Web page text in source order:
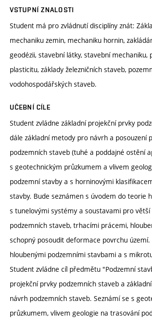
VSTUPNÍ ZNALOSTI
Student má pro zvládnutí disciplíny znát:
mechaniku zemin, mechaniku hornin,
geodézii, stavební látky, stavební mechaniku,
plasticitu, základy železničních staveb,
vodohospodářských staveb.
UČEBNÍ CÍLE
Student zvládne základní projekční prvky
dále základní metody pro návrh a posouzení
podzemních staveb (tuhé a poddajné ostění
s geotechnickým průzkumem a vlivem
podzemní stavby a s horninovými
stavby. Bude seznámen s úvodem do teorie
s tunelovými systémy a soustavami pro
podzemních staveb, trhacími prácemi,
schopný posoudit deformace povrchu území.
hloubenými podzemními stavbami a s
Student zvládne cíl předmětu "Podzemní
projekční prvky podzemních staveb a
návrh podzemních staveb. Seznámí se s
průzkumem, vlivem geologie na trasování